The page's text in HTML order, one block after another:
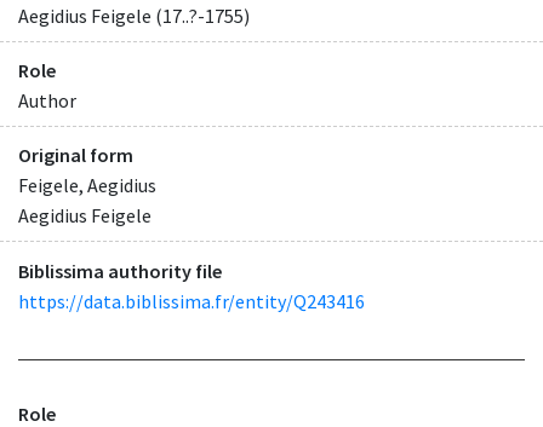
Aegidius Feigele (17..?-1755)
Role
Author
Original form
Feigele, Aegidius
Aegidius Feigele
Biblissima authority file
https://data.biblissima.fr/entity/Q243416
Role